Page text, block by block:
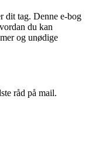
dit tag. Denne e-bog
du kan
og unødige
råd på mail.